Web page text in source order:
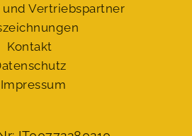
Vertriebspartner
Kontakt
Impressum